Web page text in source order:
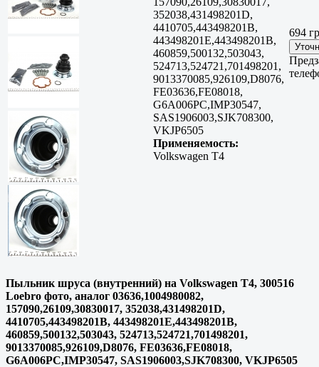
352038,431498201D,
4410705,443498201B,
443498201E,443498201B,
460859,500132,503043,
524713,524721,701498201,
9013370085,926109,D8076,
FE03636,FE08018,
G6A006PC,IMP30547,
SAS1906003,SJK708300,
VKJP6505
Применяемость:
Volkswagen T4
694
Пыльник шруса (внутренний) на Volkswagen T4, 300516
Loebro фото, аналог 03636,1004980082,
157090,26109,30830017, 352038,431498201D,
4410705,443498201B, 443498201E,443498201B,
460859,500132,503043, 524713,524721,701498201,
9013370085,926109,D8076, FE03636,FE08018,
G6A006PC,IMP30547, SAS1906003,SJK708300, VKJP6505